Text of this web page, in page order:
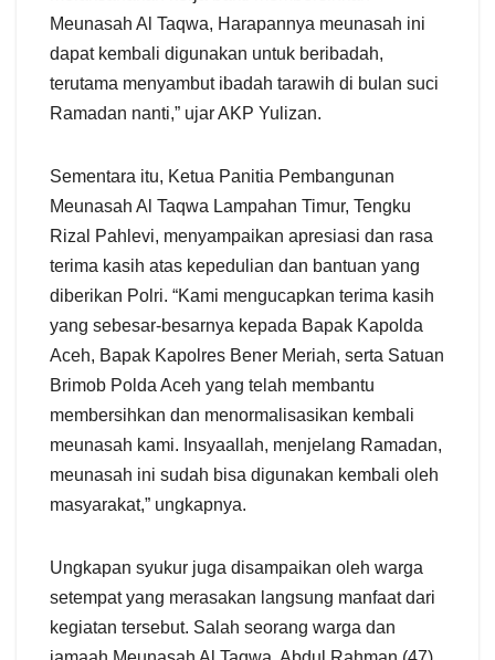
Meunasah Al Taqwa, Harapannya meunasah ini
dapat kembali digunakan untuk beribadah,
terutama menyambut ibadah tarawih di bulan suci
Ramadan nanti,” ujar AKP Yulizan.
Sementara itu, Ketua Panitia Pembangunan
Meunasah Al Taqwa Lampahan Timur, Tengku
Rizal Pahlevi, menyampaikan apresiasi dan rasa
terima kasih atas kepedulian dan bantuan yang
diberikan Polri. “Kami mengucapkan terima kasih
yang sebesar-besarnya kepada Bapak Kapolda
Aceh, Bapak Kapolres Bener Meriah, serta Satuan
Brimob Polda Aceh yang telah membantu
membersihkan dan menormalisasikan kembali
meunasah kami. Insyaallah, menjelang Ramadan,
meunasah ini sudah bisa digunakan kembali oleh
masyarakat,” ungkapnya.
Ungkapan syukur juga disampaikan oleh warga
setempat yang merasakan langsung manfaat dari
kegiatan tersebut. Salah seorang warga dan